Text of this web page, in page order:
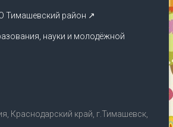
Тимашевский район ↗
науки и молодёжной
Краснодарский край, г.Тимашевск,